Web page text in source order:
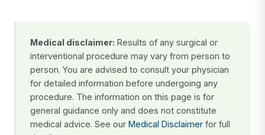
Medical disclaimer: Results of any surgical or
interventional procedure may vary from person to
person. You are advised to consult your physician
for detailed information before undergoing any
procedure. The information on this page is for
general guidance only and does not constitute
medical advice. See our Medical Disclaimer for full